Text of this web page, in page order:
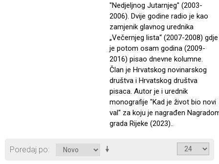
"Nedjeljnog Jutarnjeg" (2003-
2006). Dvije godine radio je kao
zamjenik glavnog urednika
„Večernjeg lista“ (2007-2008) gdje
je potom osam godina (2009-
2016) pisao dnevne kolumne.
Član je Hrvatskog novinarskog
društva i Hrvatskog društva
pisaca. Autor je i urednik
monografije "Kad je život bio novi
val" za koju je nagrađen
grada Rijeke (2023)..
Poredaj po